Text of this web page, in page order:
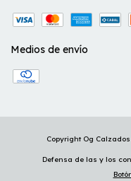
Medios de envío
Copyright Og
Defensa de las y los